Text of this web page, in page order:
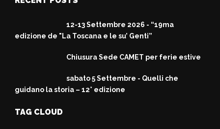
12-13 Settembre 2026 - “19ma
edizione de "La Toscana e le su’ Genti”
Chiusura Sede CAMET per ferie estive
sabato 5 Settembre - Quelli che
guidano la storia – 12° edizione
TAG CLOUD